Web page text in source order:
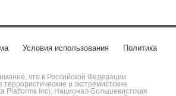
Условия использования
Политика
что в Российской Федерации
и экстремистские
Platforms Inc), Национал-Большевистская